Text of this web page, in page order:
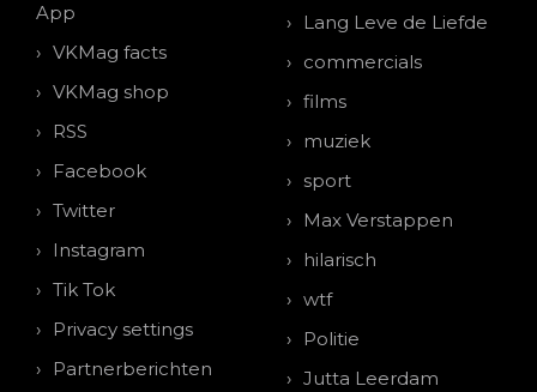
App
VKMag facts
VKMag shop
RSS
Facebook
Twitter
Instagram
Tik Tok
Privacy settings
Partnerberichten
Lang Leve de Liefde
commercials
films
muziek
sport
Max Verstappen
hilarisch
wtf
Politie
Jutta Leerdam